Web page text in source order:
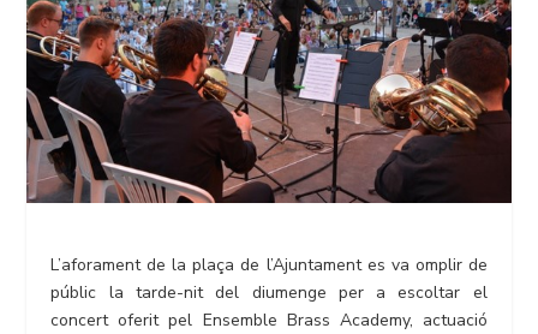
L’aforament de la plaça de l’Ajuntament es va omplir de
públic la tarde-nit del diumenge per a escoltar el
concert oferit pel Ensemble Brass Academy, actuació